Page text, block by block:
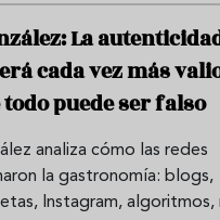
La
cada vez más
puede ser falso
analiza cómo las redes
la gastronomía: blogs,
Instagram, algoritmos,